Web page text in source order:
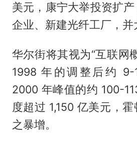
美元，康宁大举投资扩
企业、新建光纤工厂，并
华尔街将其视为“互联网
1998 年的调整后约 9-
2000 年峰值的约 100-
度超过 1,150 亿美元，
之暴增。